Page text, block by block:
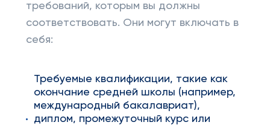
требований, которым вы должны
соответствовать. Они могут включать в
себя:
Требуемые квалификации, такие как
окончание средней школы (например,
международный бакалавриат),
диплом, промежуточный курс или